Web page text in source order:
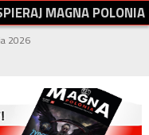
PIERAJMAGNAPOLONIA
2026